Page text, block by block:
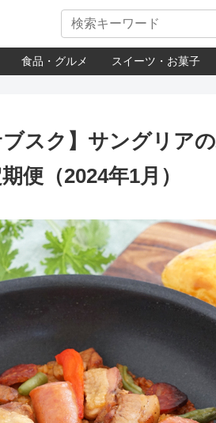
食品・グルメ スイーツ・お菓子
ブスク】サングリア
便（2024年1月）